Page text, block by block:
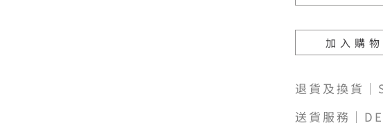
加入購
退貨及換貨
送貨服務｜